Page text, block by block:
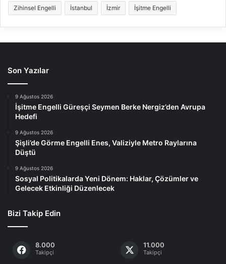
Zihinsel Engelli İstanbul İzmir İşitme Engelli
Son Yazılar
9 Ağustos 2026
İşitme Engelli Güreşçi Seymen Berke Nergiz’den Avrupa
Hedefi
9 Ağustos 2026
Şişli’de Görme Engelli Enes, Valiziyle Metro Raylarına
Düştü
9 Ağustos 2026
Sosyal Politikalarda Yeni Dönem: Haklar, Çözümler ve
Gelecek Etkinliği Düzenlecek
Bizi Takip Edin
8.000
Takipçi
11.000
Takipçi